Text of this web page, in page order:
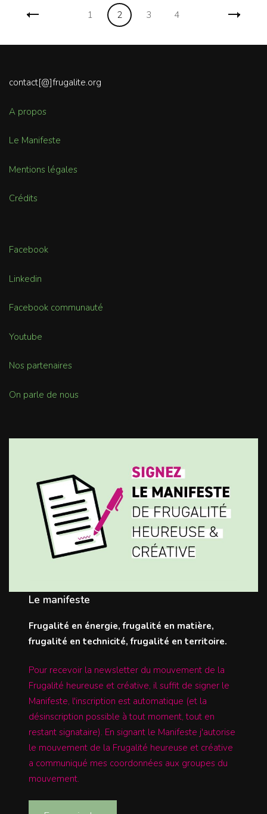
Navigation
articles
Page
1 Page
2 Page
3 Page
4
contact[@]frugalite.org
A propos
Le Manifeste
Mentions légales
Crédits
Facebook
Linkedin
Facebook communauté
Youtube
Nos partenaires
On parle de nous
Le manifeste
Frugalité en énergie, frugalité en matière,
frugalité en technicité, frugalité en territoire.
Pour recevoir la newsletter du mouvement de la
Frugalité heureuse et créative, il suffit de signer le
Manifeste, l'inscription est automatique (et la
désinscription possible à tout moment, tout en
restant signataire). En signant le Manifeste j'autorise
le mouvement de la Frugalité heureuse et créative
a communiqué mes coordonnées aux groupes du
mouvement.